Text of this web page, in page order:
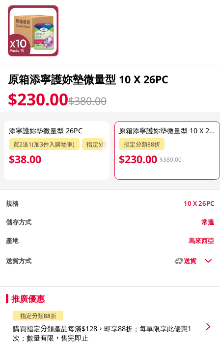
原箱添寧護妳墊微量型 10 X 26PC
$230.00$380.00
添寧護妳墊微量型 26PC
買2送1(加3件入購物車) 指定分類88折
$38.00
原箱添寧護妳墊微量型 10 X 26PC
指定分類88折
$230.00 $380.00
規格 10 X 26PC
儲存方式 常溫
產地 馬來西亞
送貨方式 送貨
推廣優惠
指定分類88折
購買指定分類產品每滿$128，即享88折；每單限享此優惠1
次；數量有限，售完即止